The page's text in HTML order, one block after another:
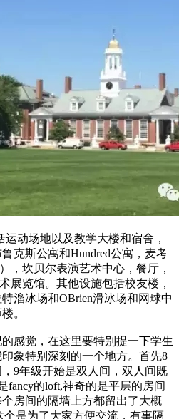
运动场地以及教学大楼和宿舍，
克斯公寓和Hundred公寓，麦考
，坎贝尔表演艺术中心，餐厅，
展览馆。其他设施包括校友楼，
溜冰场和OBrien滑冰场和网球中
。
感觉，在这里要特别提一下学生
象特别深刻的一个地方。首先8
9年级开始是双人间，双人间既
fancy的loft,神奇的是平层的房间
房间的隔墙上方都留出了大概
个是为了大家方便交流，有事隔